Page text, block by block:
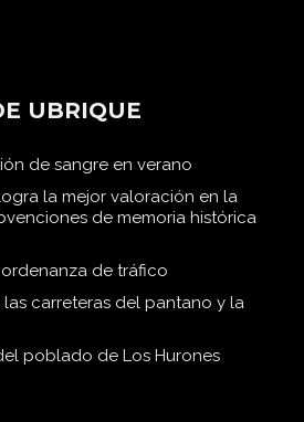
UBRIQUE
de sangre en verano
la mejor valoración en la
de memoria histórica
de tráfico
carreteras del pantano y la
poblado de Los Hurones